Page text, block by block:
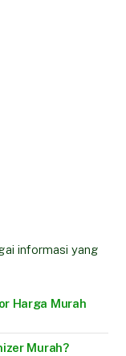
informasi yang
Harga Murah
Murah?